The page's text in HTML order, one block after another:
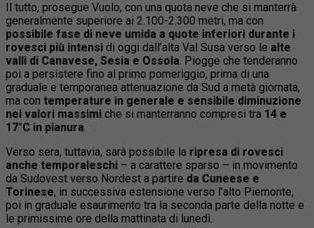
Il tutto, prosegue Vuolo, con una quota neve che si manterrà
generalmente superiore ai 2.100-2.300 metri, ma con
possibile fase di neve umida a quote inferiori durante i
rovesci più intensi di oggi dall’alta Val Susa verso le alte
valli di Canavese, Sesia e Ossola. Piogge che tenderanno
poi a persistere fino al primo pomeriggio, prima di una
graduale e temporanea attenuazione da Sud a metà giornata,
ma con temperature in generale e sensibile diminuzione
nei valori massimi che si manterranno compresi tra 14 e
17°C in pianura.
Verso sera, tuttavia, sarà possibile la ripresa di rovesci
anche temporaleschi – a carattere sparso – in movimento
da Sudovest verso Nordest a partire da Cuneese e
Torinese, in successiva estensione verso l’alto Piemonte,
poi in graduale esaurimento tra la seconda parte della notte e
le primissime ore della mattinata di lunedì.